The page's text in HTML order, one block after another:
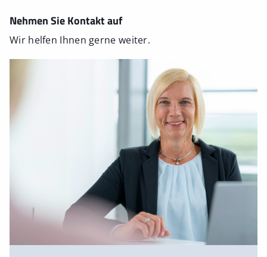
Nehmen Sie Kontakt auf
Wir helfen Ihnen gerne weiter.